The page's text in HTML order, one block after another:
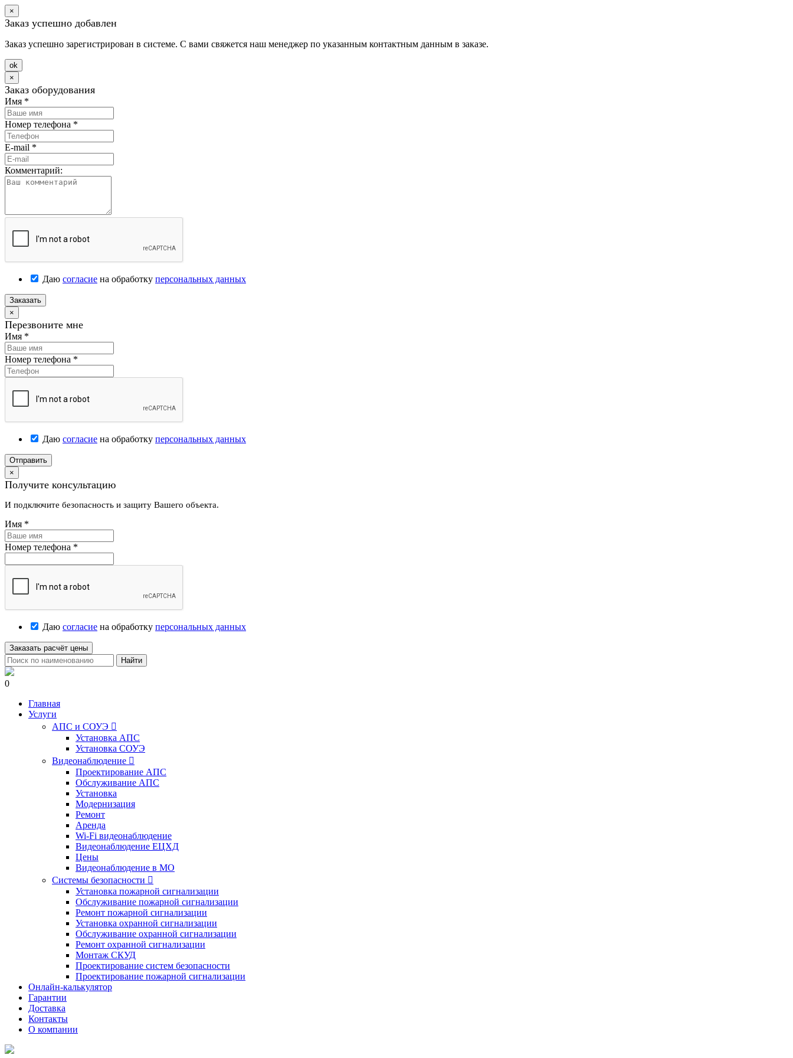
×
Заказ успешно добавлен
Заказ успешно зарегистрирован в системе. С вами свяжется наш менеджер по указанным контактным данным в заказе.
оk
×
Заказ оборудования
Имя *
Номер телефона *
E-mail *
Комментарий:
Даю согласие на обработку персональных данных
Заказать
×
Перезвоните мне
Имя *
Номер телефона *
Даю согласие на обработку персональных данных
Отправить
×
Получите консультацию
И подключите безопасность и защиту Вашего объекта.
Имя *
Номер телефона *
Даю согласие на обработку персональных данных
Заказать расчёт цены
Найти
0
Главная
Услуги
АПС и СОУЭ 
Установка АПС
Установка СОУЭ
Видеонаблюдение 
Проектирование АПС
Обслуживание АПС
Установка
Модернизация
Ремонт
Аренда
Wi-Fi видеонаблюдение
Видеонаблюдение ЕЦХД
Цены
Видеонаблюдение в МО
Системы безопасности 
Установка пожарной сигнализации
Обслуживание пожарной сигнализации
Ремонт пожарной сигнализации
Установка охранной сигнализации
Обслуживание охранной сигнализации
Ремонт охранной сигнализации
Монтаж СКУД
Проектирование систем безопасности
Проектирование пожарной сигнализации
Онлайн-калькулятор
Гарантии
Доставка
Контакты
О компании